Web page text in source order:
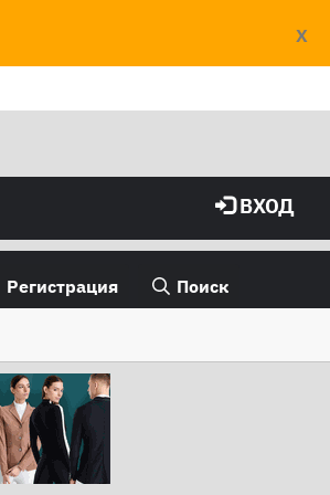
X
ВХОД
Регистрация Поиск